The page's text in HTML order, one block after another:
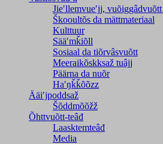
Jieʹllemvueʹjj,
Škooultõs da mättmateriaal
Kulttuur
Sääʹmǩiõll
Sosiaal da tiõrvâsvuõtt
Meeraikõskksaž tuâjj
Päärna da nuõr
Haʹŋǩǩõõzz
Ääiʹjpoddsaž
Šõddmõõžž
Õhttvuõtt-teâđ
Laasktemteâđ
Media